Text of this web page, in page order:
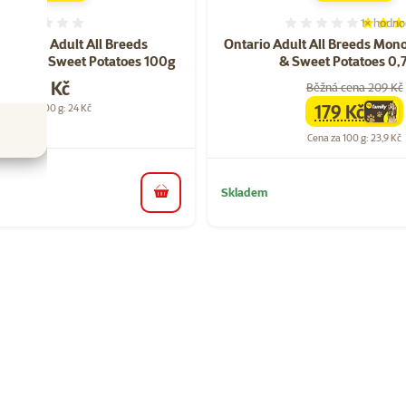
Adult All Breeds
Tuna & Sweet Potatoes 100g
Cena
24 Kč
Cena za 100 g: 24 Kč
do košíku
Ontario Adult All Breeds
& Sweet Potatoes
1×
Běžná cena 209 Kč
familycena
179 Kč
Cena za 100 g: 23,9 Kč
Skladem